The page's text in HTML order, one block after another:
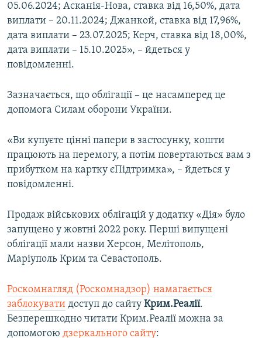
05.06.2024; Асканія-Нова, ставка від 16,50%, дата
виплати – 20.11.2024; Джанкой, ставка від 17,96%,
дата виплати – 23.07.2025; Керч, ставка від 18,00%,
дата виплати – 15.10.2025», – йдеться у
повідомленні.
Зазначається, що облігації – це насамперед це
допомога Силам оборони України.
«Ви купуєте цінні папери в застосунку, кошти
працюють на перемогу, а потім повертаються вам з
прибутком на картку єПідтримка», – йдеться у
повідомленні.
Продаж військових облігацій у додатку «Дія» було
запущено у жовтні 2022 року. Перші випущені
облігації мали назви Херсон, Мелітополь,
Маріуполь Крим та Севастополь.
Роскомнагляд (Роскомнадзор) намагається
заблокувати доступ до сайту Крим.Реалії.
Безперешкодно читати Крим.Реалії можна за
допомогою дзеркального сайту: